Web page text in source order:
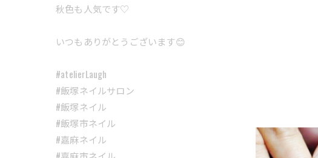
秋色も人気です♡
いつもありがとうございます😊
#atelierLaugh
#飯塚ネイルサロン
#飯塚ネイル
#飯塚市ネイル
#嘉麻ネイル
#嘉麻市ネイル